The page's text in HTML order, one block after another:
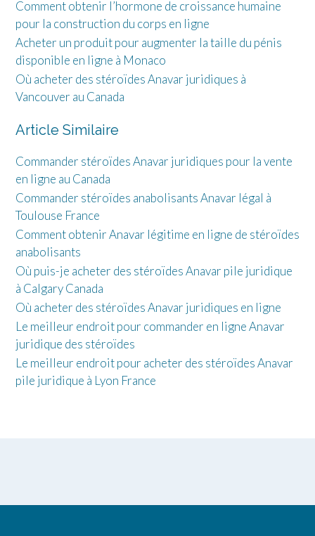
Comment obtenir l’hormone de croissance humaine
pour la construction du corps en ligne
Acheter un produit pour augmenter la taille du pénis
disponible en ligne à Monaco
Où acheter des stéroïdes Anavar juridiques à
Vancouver au Canada
Article Similaire
Commander stéroïdes Anavar juridiques pour la vente
en ligne au Canada
Commander stéroïdes anabolisants Anavar légal à
Toulouse France
Comment obtenir Anavar légitime en ligne de stéroïdes
anabolisants
Où puis-je acheter des stéroïdes Anavar pile juridique
à Calgary Canada
Où acheter des stéroïdes Anavar juridiques en ligne
Le meilleur endroit pour commander en ligne Anavar
juridique des stéroïdes
Le meilleur endroit pour acheter des stéroïdes Anavar
pile juridique à Lyon France